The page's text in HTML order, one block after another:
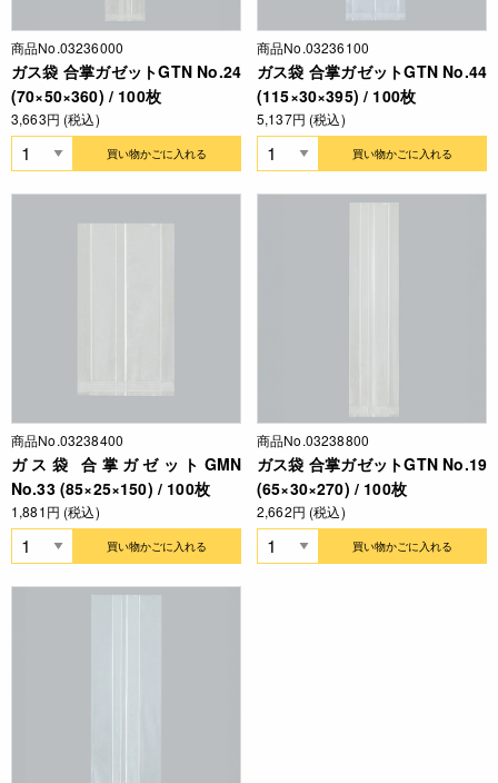
商品No.03236000
ガス袋 合掌ガゼットGTN No.24
(70×50×360) / 100枚
3,663円 (税込)
買い物かごに入れる
商品No.03236100
ガス袋 合掌ガゼットGTN No.44
(115×30×395) / 100枚
5,137円 (税込)
買い物かごに入れる
商品No.03238400
ガス袋 合掌ガゼットGMN
No.33 (85×25×150) / 100枚
1,881円 (税込)
買い物かごに入れる
商品No.03238800
ガス袋 合掌ガゼットGTN No.19
(65×30×270) / 100枚
2,662円 (税込)
買い物かごに入れる